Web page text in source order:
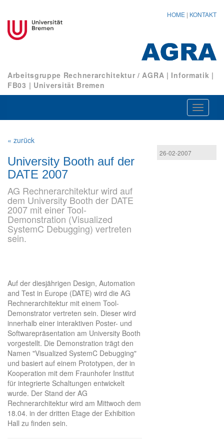
HOME | KONTAKT
Arbeitsgruppe Rechnerarchitektur / AGRA | Informatik |
FB03 | Universität Bremen
ein-/
« zurück
University Booth auf der
DATE 2007
AG Rechnerarchitektur wird auf
dem University Booth der DATE
2007 mit einer Tool-
Demonstration (Visualized
SystemC Debugging) vertreten
sein.
Auf der diesjährigen Design, Automation
and Test in Europe (DATE) wird die AG
Rechnerarchitektur mit einem Tool-
Demonstrator vertreten sein. Dieser wird
innerhalb einer interaktiven Poster- und
Softwarepräsentation am University Booth
vorgestellt. Die Demonstration trägt den
Namen "Visualized SystemC Debugging"
und basiert auf einem Prototypen, der in
Kooperation mit dem Fraunhofer Institut
für integrierte Schaltungen entwickelt
wurde. Der Stand der AG
Rechnerarchitektur wird am Mittwoch dem
18.04. in der dritten Etage der Exhibition
Hall zu finden sein.
26-02-2007